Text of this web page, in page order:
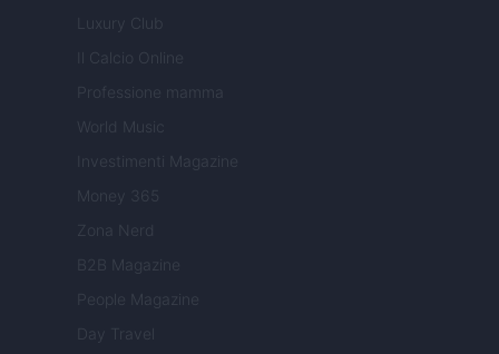
Luxury Club
Il Calcio Online
Professione mamma
World Music
Investimenti Magazine
Money 365
Zona Nerd
B2B Magazine
People Magazine
Day Travel